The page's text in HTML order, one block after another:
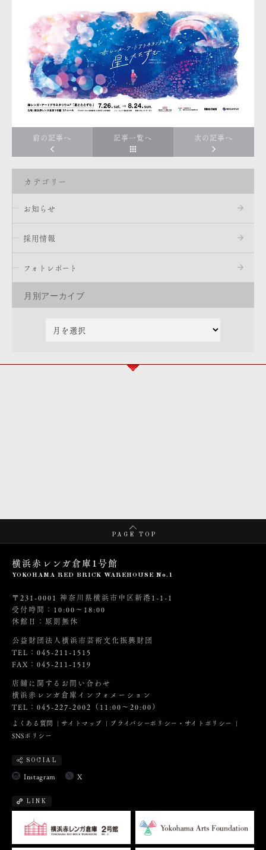
前の記事へ 記事一覧へ 次の記事へ
カテゴリー
お知らせ
採用情報
フォトレポート
月別アーカイブ
PAGE TOP
横浜赤レンガ倉庫1号館
YOKOHAMA RED BRICK WAREHOUSE No.1
〒231-0001 神奈川県横浜市中区新港1-1-1
受付時間：10:00～18:00
休館日：原則無休
公益財団法人横浜市芸術文化振興財団
TEL：045-211-1515
FAX：045-211-1519
店舗に関するお問い合わせ
横浜赤レンガ倉庫インフォメーション
TEL：045-227-2002（11:00～20:00）
よくある質問 サイトマップ
プライバシーポリシー・サイトポリシー
SNSポリシー
SOCIAL
Instagram X
LINK